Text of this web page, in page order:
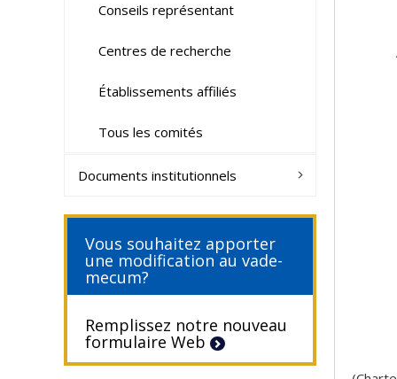
Conseils représentant
Centres de recherche
Établissements affiliés
Tous les comités
Documents institutionnels
Vous souhaitez apporter
une modification au vade-
mecum?
Remplissez notre nouveau
formulaire Web